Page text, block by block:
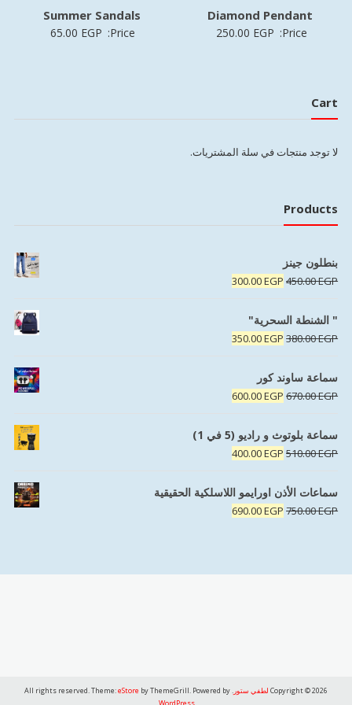
Diamond Pendant
Price:
250.00 EGP
Summer Sandals
Price:
65.00 EGP
Cart
لا توجد منتجات في سلة المشتريات.
Products
بنطلون جينز
450.00EGP
السعر
هو:
450.00 EGP.
300.00EGP
السعر
300.00 EGP.
" الشنطة السحرية"
380.00EGP
السعر
هو:
380.00 EGP.
350.00EGP
السعر
350.00 EGP.
سماعة ساوند كور
670.00EGP
السعر
هو:
670.00 EGP.
600.00EGP
السعر
هو:
600.00 EGP.
سماعة بلوتوث و راديو (5 في 1)
510.00EGP
السعر
هو:
510.00 EGP.
400.00EGP
السعر
هو:
400.00 EGP.
سماعات الأذن اورايمو اللاسلكية الحقيقية
750.00EGP
السعر690.00EGP
السعر
Copyright © 2026 لطفي ستور. All rights reserved. Theme:
eStore by ThemeGrill. Powered by